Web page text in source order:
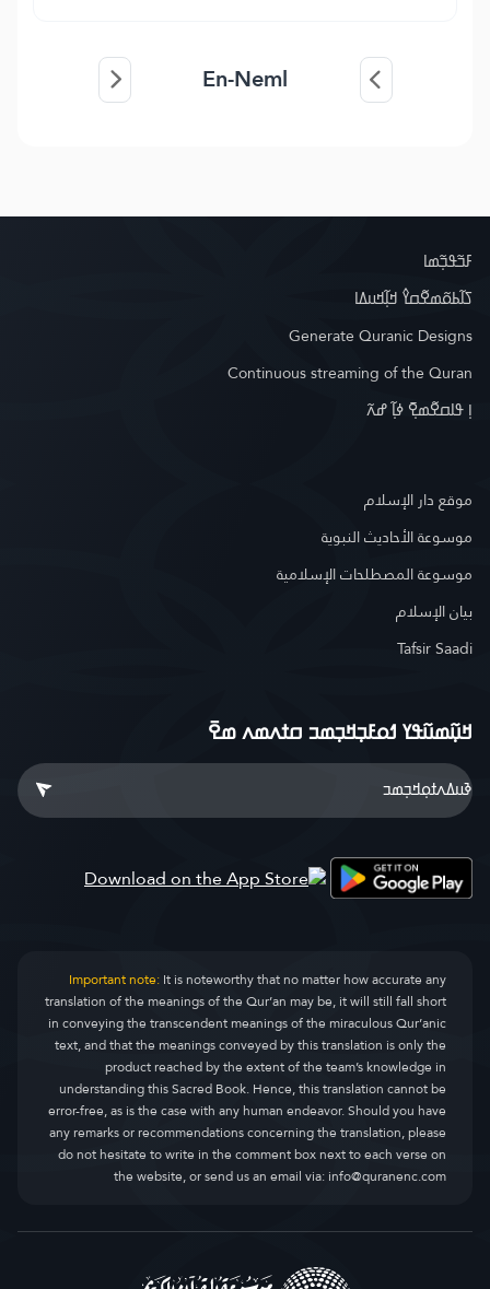
En-Neml
ߓߏ߬ߟߏ߲߬ߘߊ
ߖߊ߬ߕߋ߬ߘߐ߬ߛߌ߮ ߞߊ߲߬ߞߎߡߊ
Generate Quranic Designs
Continuous streaming of the Quran
ߊ߲ ߟߊߛߐ߬ߘߐ߲߫ ߦߊ߲߬ ߝߍ߬
موقع دار الإسلام
موسوعة الأحاديث النبوية
موسوعة المصطلحات الإسلامية
بيان الإسلام
Tafsir Saadi
ߞߎ߲߬ߘߎ߬ߟߌ ߗߋߓߏ߲ߞߏ߲ߘߏ ߛߙߍߘߍ ߘߐ߫
Important note:It is noteworthy that no matter how accurate any
translation of the meanings of the Qur’an may be, it will still fall short
in conveying the transcendent meanings of the miraculous Qur’anic
text, and that the meanings conveyed by this translation is only the
product reached by the extent of the team’s knowledge in
understanding this Sacred Book. Hence, this translation cannot be
error-free, as is the case with any human endeavor. Should you have
any remarks or recommendations concerning the translation, please
do not hesitate to write in the comment box next to each verse on
the website, or send us an email via:info@quranenc.com